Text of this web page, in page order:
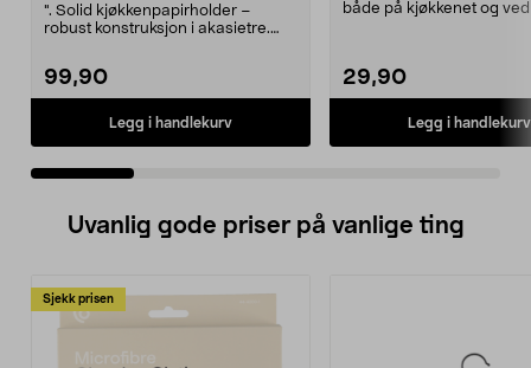
". Solid kjøkkenpapirholder –
robust konstruksjon i akasietre.
99,90
Legg i handlekurv
både på kjøkkenet og
29,90
Legg i handlekurv
Uvanlig gode priser på vanlige ting
Sjekk prisen